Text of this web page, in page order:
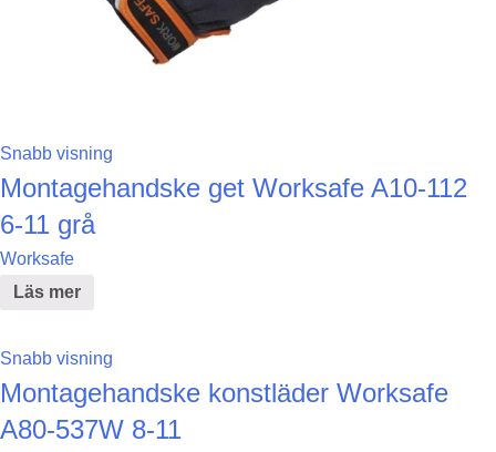
Snabb visning
Montagehandske get Worksafe A10-112
6-11 grå
Worksafe
Läs mer
Snabb visning
Montagehandske konstläder Worksafe
A80-537W 8-11